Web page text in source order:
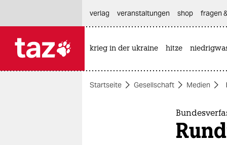
themen
verlag
veranstaltungen shop fragen
krieg in der ukraine hitze
Startseite Gesellschaft Medien